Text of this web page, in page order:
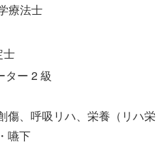
療法士
士
ター 2 級
傷、呼吸リハ、栄養（リハ栄
嚥下